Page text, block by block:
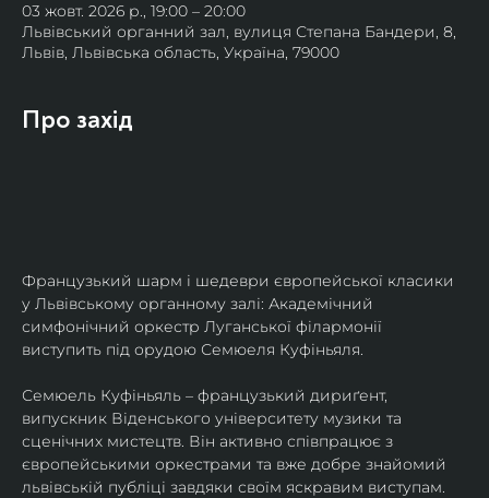
03 жовт. 2026 р., 19:00 – 20:00
Львівський органний зал, вулиця Степана Бандери, 8,
Львів, Львівська область, Україна, 79000
Про захід
Французький шарм і шедеври європейської класики
у Львівському органному залі: Академічний
симфонічний оркестр Луганської філармонії
виступить під орудою Семюеля Куфіньяля.
Семюель Куфіньяль – французький дириґент,
випускник Віденського університету музики та
сценічних мистецтв. Він активно співпрацює з
європейськими оркестрами та вже добре знайомий
львівській публіці завдяки своїм яскравим виступам.